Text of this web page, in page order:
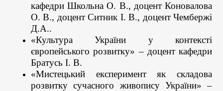
кафедри Школьна О. В., доцент Коновалова
О. В., доцент Ситник І. В., доцент Чембержі
Д.А..
«Культура України у контексті
європейського розвитку» – доцент кафедри
Братусь І. В.
«Мистецький експеримент як складова
розвитку сучасного живопису України» –